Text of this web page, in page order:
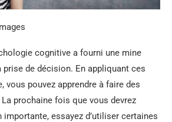
cognitive a fourni une mine
prise de décision. En appliquant ces
vous pouvez apprendre à faire des
prochaine fois que vous devrez
importante, essayez d’utiliser certaines